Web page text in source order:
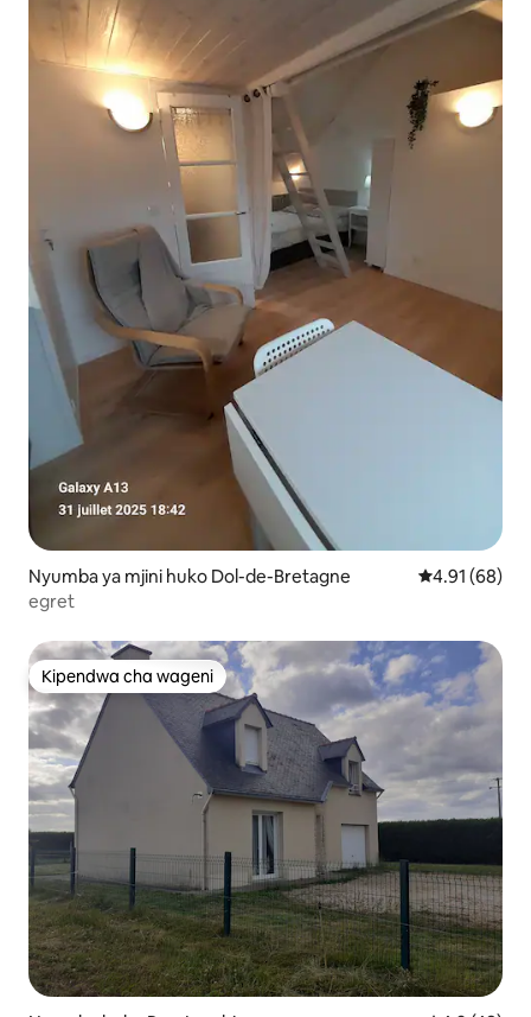
Nyumba ya mjini huko Dol-de-Bretagne Ukadiriaji wa
4.91 (68)
egret
Kipendwa cha wageni
Kipendwa cha wageni